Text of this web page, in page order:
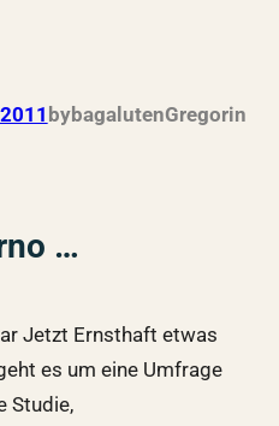
bybagalutenGregorin
…
Jetzt Ernsthaft etwas
es um eine Umfrage
Studie,